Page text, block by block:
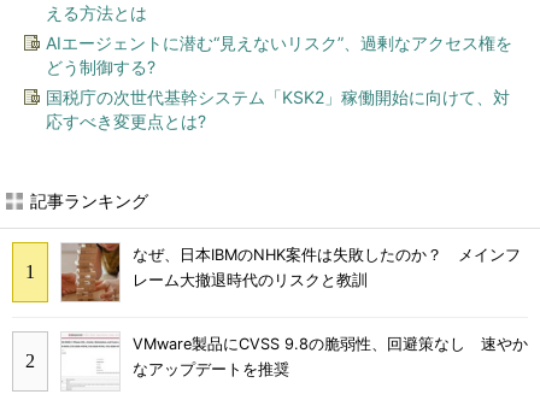
える方法とは
AIエージェントに潜む“見えないリスク”、過剰なアクセス権を
どう制御する?
国税庁の次世代基幹システム「KSK2」稼働開始に向けて、対
応すべき変更点とは?
記事ランキング
なぜ、日本IBMのNHK案件は失敗したのか？ メインフ
レーム大撤退時代のリスクと教訓
VMware製品にCVSS 9.8の脆弱性、回避策なし 速やか
なアップデートを推奨